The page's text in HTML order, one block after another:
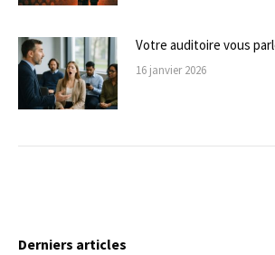
Votre auditoire vous
16 janvier 2026
Derniers articles